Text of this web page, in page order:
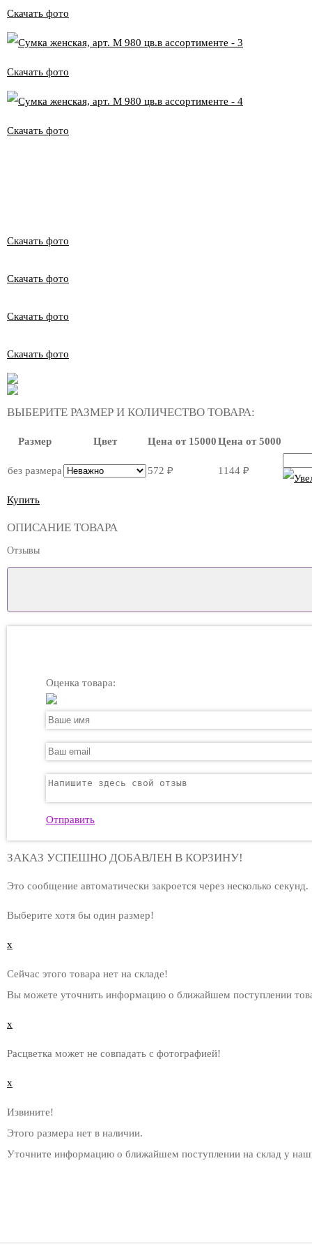
Скачать фото
Скачать фото
Скачать фото
Скачать фото
Скачать фото
Скачать фото
Скачать фото
ВЫБЕРИТЕ РАЗМЕР И КОЛИЧЕСТВО ТОВАРА:
Размер Цвет Цена от 15000Цена от 5000
без размера 572 ₽ 1144 ₽
Купить
ОПИСАНИЕ ТОВАРА
Отзывы
Оценка товара:
Отправить
ЗАКАЗ УСПЕШНО ДОБАВЛЕН В КОРЗИНУ!
Это сообщение автоматически закроется через несколько секунд.
Выберите хотя бы один размер!
x
Сейчас этого товара нет на складе!
Вы можете уточнить информацию о ближайшем поступлении
x
Расцветка может не совпадать с фотографией!
x
Извините!
Этого размера нет в наличии.
Уточните информацию о ближайшем поступлении на склад у